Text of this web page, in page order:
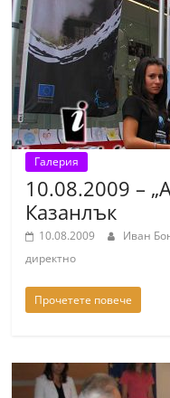
Галерия
10.08.2009 –
Казанлък
10.08.2009 Иван
директно
Прочетете повече